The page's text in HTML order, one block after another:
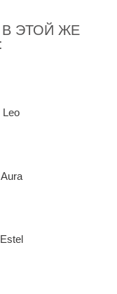
В ЭТОЙ ЖЕ
Leo
Aura
Estel